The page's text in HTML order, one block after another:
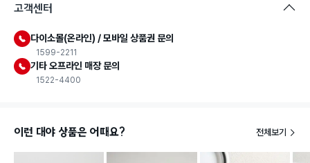
고객센터
다이소몰(온라인) / 모바일 상품권 문의
1599-2211
기타 오프라인 매장 문의
1522-4400
이런 대야 상품은 어때요? 전체보기